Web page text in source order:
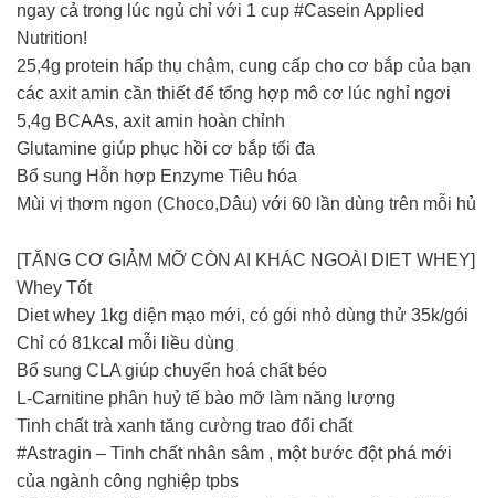
ngay cả trong lúc ngủ chỉ với 1 cup #Casein Applied
Nutrition!
25,4g protein hấp thụ chậm, cung cấp cho cơ bắp của bạn
các axit amin cần thiết để tổng hợp mô cơ lúc nghỉ ngơi
5,4g BCAAs, axit amin hoàn chỉnh
Glutamine giúp phục hồi cơ bắp tối đa
Bổ sung Hỗn hợp Enzyme Tiêu hóa
Mùi vị thơm ngon (Choco,Dâu) với 60 lần dùng trên mỗi hủ
[TĂNG CƠ GIẢM MỠ CÒN AI KHÁC NGOÀI DIET WHEY]
Whey Tốt
Diet whey 1kg diện mạo mới, có gói nhỏ dùng thử 35k/gói
Chỉ có 81kcal mỗi liều dùng
Bổ sung CLA giúp chuyển hoá chất béo
L-Carnitine phân huỷ tế bào mỡ làm năng lượng
Tinh chất trà xanh tăng cường trao đổi chất
#Astragin – Tinh chất nhân sâm , một bước đột phá mới
của ngành công nghiệp tpbs